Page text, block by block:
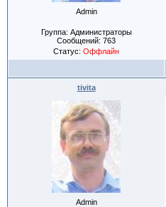
Admin
Группа: Администраторы
Сообщений: 763
Статус: Оффлайн
tivita
Admin